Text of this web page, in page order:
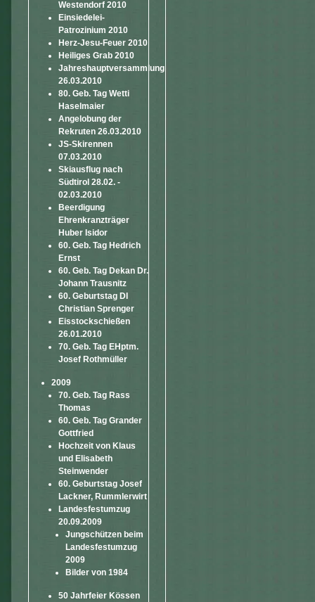
Westendorf 2010
Einsiedelei-
Patrozinium 2010
Herz-Jesu-Feuer 2010
Heiliges Grab 2010
Jahreshauptversammlung
26.03.2010
80. Geb. Tag Wetti
Haselmaier
Angelobung der
Rekruten 26.03.2010
JS-Skirennen
07.03.2010
Skiausflug nach
Südtirol 28.02. -
02.03.2010
Beerdigung
Ehrenkranzträger
Huber Isidor
60. Geb. Tag Hedrich
Ernst
60. Geb. Tag Dekan Dr.
Johann Trausnitz
60. Geburtstag DI
Christian Sprenger
Eisstockschießen
26.01.2010
70. Geb. Tag EHptm.
Josef Rothmüller
2009
70. Geb. Tag Rass
Thomas
60. Geb. Tag Grander
Gottfried
Hochzeit von Klaus
und Elisabeth
Steinwender
60. Geburtstag Josef
Lackner, Rummlerwirt
Landesfestumzug
20.09.2009
Jungschützen beim
Landesfestumzug
2009
Bilder von 1984
50 Jahrfeier Kössen